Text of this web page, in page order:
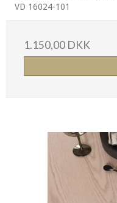
VD 16024-101
1.150,00 DKK